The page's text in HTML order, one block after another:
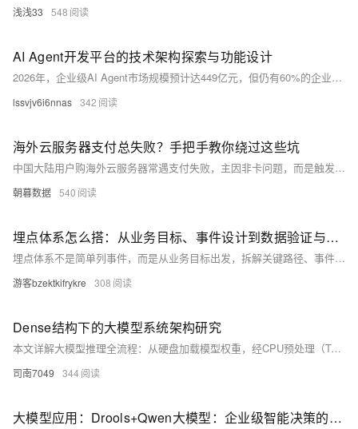
浅浅33 548
AI Agent开发平台的技术架构探索与功能设计
2026年，企业级AI Agent市场规模预计达449亿元，但仍有60%的企业停留在试点阶段——规模化落地的核心障碍并非模型能力，而是可观测性、管控粒度与层级治理的缺失。 本文从技术架构视角出发，对比分析了Dify、Coze、LangChain及主流云厂商平台在监控深度、管控粒度、编排耦合、层级抽象和声明式管理五个维度的共性不足。 在此基础上，我们提出并实践了一套七层递进式治理架构（工具库→Skill→工作流→Agent→编排→项目→安全策略），实现了六层穿透式监控能力——成本可从项目逐级下钻到单次工具调用，解决了“钱花在哪、谁花的、值不值”的核心问题。同时支持可视化拖拽与声明式YAML双
lssvjv6i6nnas 342
海外云服务器支付总失败？手把手教你绕过这些坑
中国大陆用户购海外云服务器常遇支付失败，主因非卡问题，而是触发平台严苛风控：IP/地域不一致、银行卡境外支付受限、资料不实、新号高配下单等。稳IP、填真资、小额试单、选友好平台可提成功率。（239字）
朝暮数据 540
埋点体系怎么搭：从业务目标、事件设计到数据验证与分析看板
埋点体系不是简单列事件，而是从业务目标出发，拆解关键路径、事件和属性，并通过数据验证和分析看板沉淀为可持续使用的数据资产。
游客bzektkifrykre 308
Dense结构下的大模型系统架构研究
本文详解大模型推理全流程：从硬盘加载模型权重，经CPU预处理（Token映射、校验），再送入GPU, 进行Token ID的量化，执行Prefill（全序列推理）与Decode（自回归生成）。巧妙利用CPU内存缓解显存瓶颈，体现KTransformers等框架“CPU+GPU协同推理”的创新思路。（239字）
司南7049 344
大模型应用：Drools+Qwen大模型：企业级智能决策的“规则+底线”双引擎.88